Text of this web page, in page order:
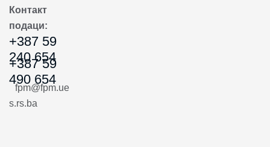
Контакт
подаци:
+387 59
240 654
+387 59
490 654
fpm@fpm.ue
s.rs.ba